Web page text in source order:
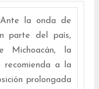
Ante la onda de
parte del país,
Michoacán, la
recomienda a la
prolongada